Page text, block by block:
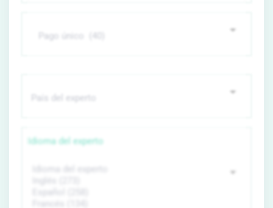
Idioma del experto